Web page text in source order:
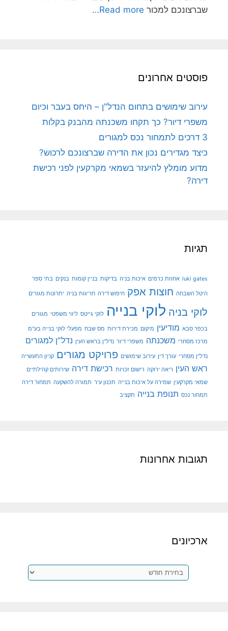
שברצונכם למכור Read more…
פוסטים אחרונים
עירוב שימושים בתחום הנדל"ן – היחס בעבר וכיום
משפרי דיור? כך תקחו משכנתה מהבנק בקלות
3 דרכים לתמחור נכס למגורים
כיצד מגדירים נכון את הדירה שברצונכם לרכוש?
מדוע מומלץ להיעזר בשמאי מקרקעין לפני רכישת
דירה?
תגיות
luki gates אחוזת כרמים איכות בניה בדיקות בניין קומות בנקים בתי ספר
היטל השבחה חוצות אפק חיפוש דירה חריגות בניה יתרונות מגורים
לוקי בניה לוקי בנייה לוקי גייטס ליווי משפטי מגורים
בכפר סבא מודיעין מיקום מכירת דירות מס שבח מפעלי לוקי בנייה בע"מ
מרכז מסחרי משכנתה משפרי דיור נדל"ן בראש העין נדל"ן למגורים
נדל"ן מסחרי עורך דין עירוב שימושים פרויקט מגורים קניון התעשייה
ראש העין ריאה ירוקה רישום זכויות רכישת דירה שירותים קהילתיים
שמאי מקרקעין שמירה על איכות בנייה תכנון עיר תמורה להשקעה תמחור דירה
תמחור נכס תנופת בנייה תקציב
תגובות אחרונות
ארכיונים
ארכיונים